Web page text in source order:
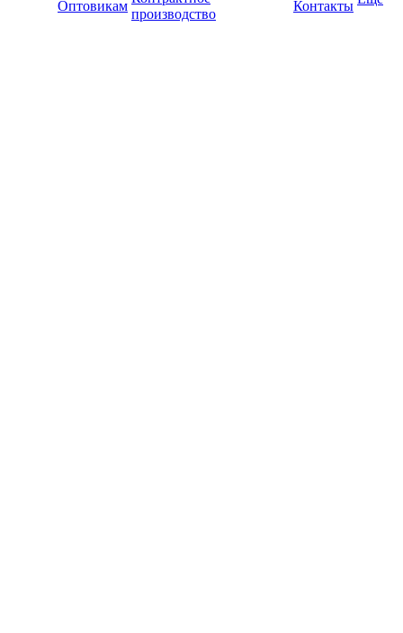
Оптовикам
производство
Контакты